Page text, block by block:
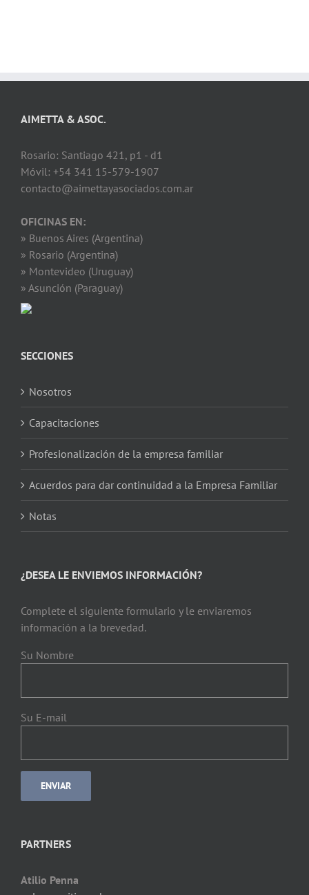
AIMETTA & ASOC.
Rosario: Santiago 421, p1 - d1
Móvil: +54 341 15-579-1907
contacto@aimettayasociados.com.ar
OFICINAS EN:
» Buenos Aires (Argentina)
» Rosario (Argentina)
» Montevideo (Uruguay)
» Asunción (Paraguay)
SECCIONES
Nosotros
Capacitaciones
Profesionalización de la empresa familiar
Acuerdos para dar continuidad a la Empresa Familiar
Notas
¿DESEA LE ENVIEMOS INFORMACIÓN?
Complete el siguiente formulario y le enviaremos
información a la brevedad.
Su Nombre
Su E-mail
PARTNERS
Atilio Penna